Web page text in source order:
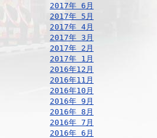
2017年 6月
2017年 5月
2017年 4月
2017年 3月
2017年 2月
2017年 1月
2016年12月
2016年11月
2016年10月
2016年 9月
2016年 8月
2016年 7月
2016年 6月